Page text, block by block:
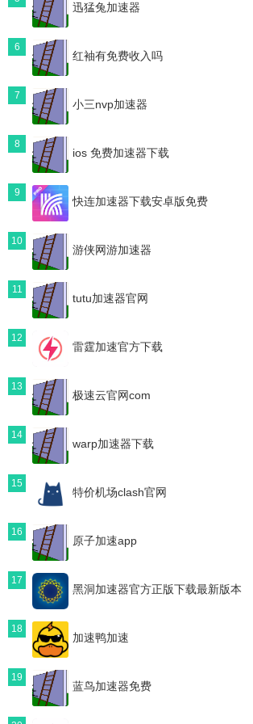
迅猛兔加速器
6
红袖有免费收入吗
7
小三nvp加速器
8
ios 免费加速器下载
9
快连加速器下载安卓版免费
10
游侠网游加速器
11
tutu加速器官网
12
雷霆加速官方下载
13
极速云官网com
14
warp加速器下载
15
特价机场clash官网
16
原子加速app
17
黑洞加速器官方正版下载最新版本
18
加速鸭加速
19
蓝鸟加速器免费